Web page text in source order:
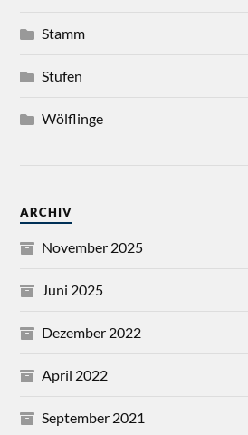
Stamm
Stufen
Wölflinge
ARCHIV
November 2025
Juni 2025
Dezember 2022
April 2022
September 2021